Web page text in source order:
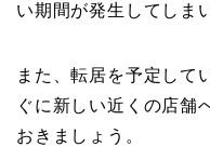
い期間が発生してしま
また、転居を予定して
ぐに新しい近くの店舗
おきましょう。